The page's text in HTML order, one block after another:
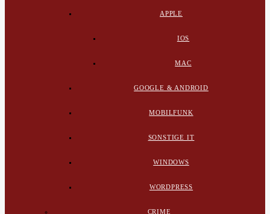
APPLE
IOS
MAC
GOOGLE & ANDROID
MOBILFUNK
SONSTIGE IT
WINDOWS
WORDPRESS
CRIME